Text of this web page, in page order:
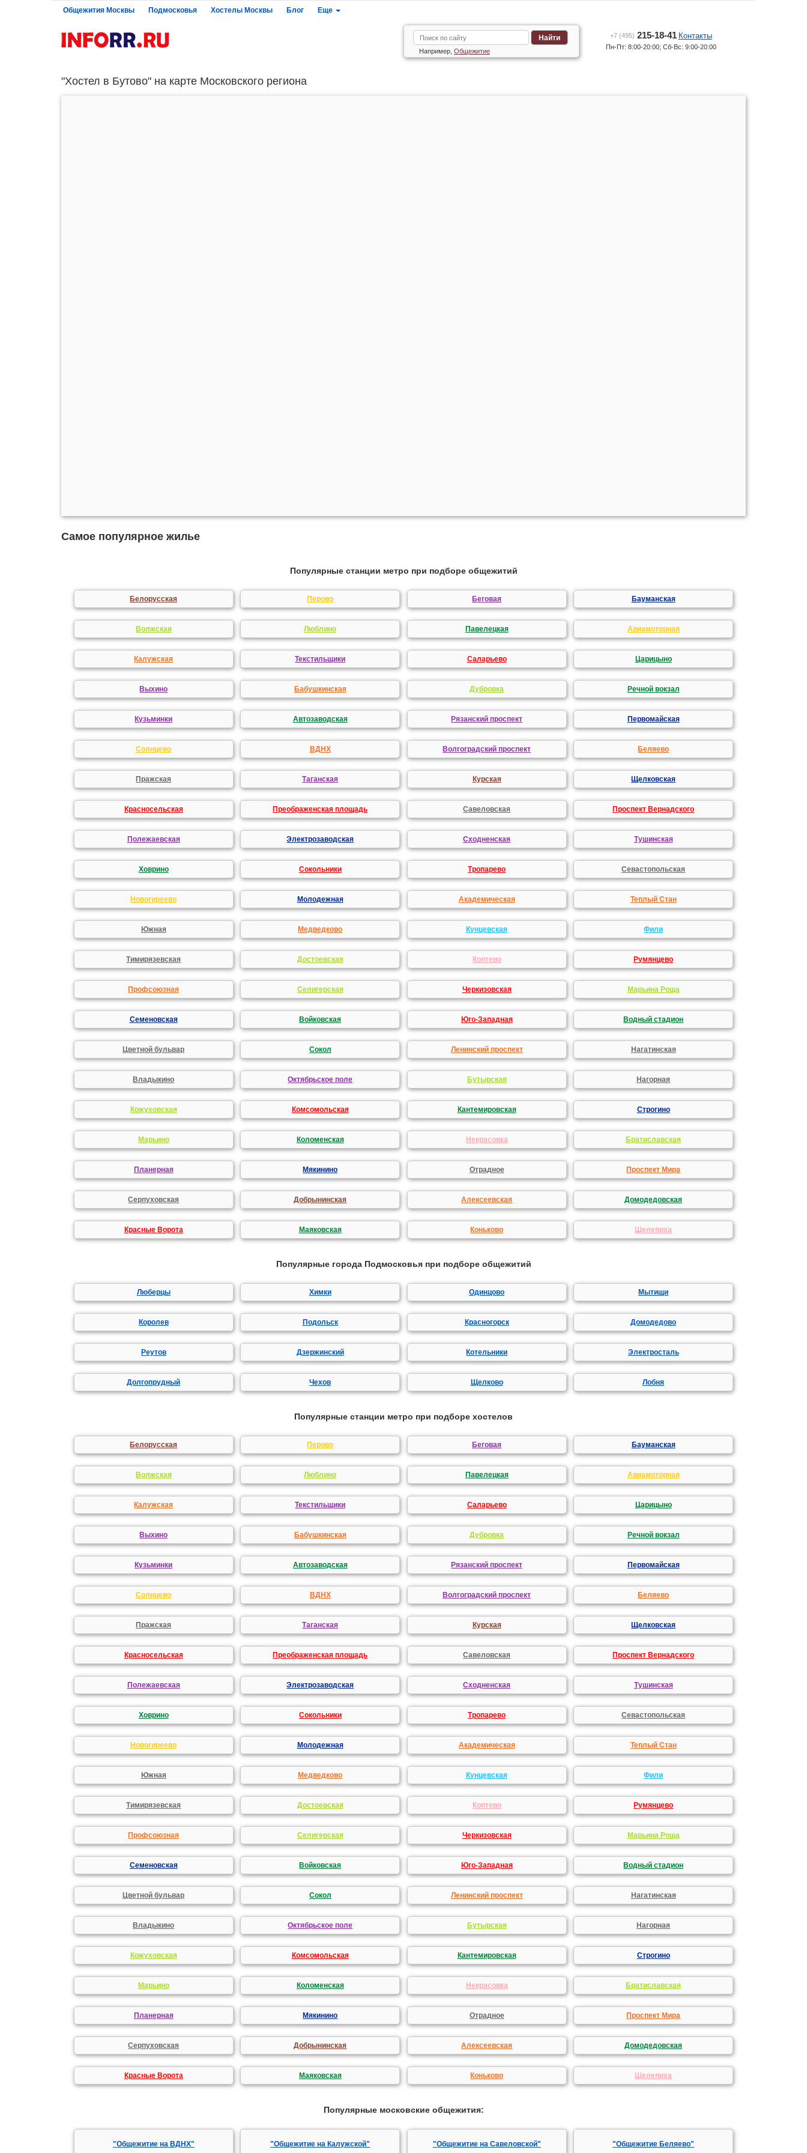
Общежития Москвы Подмосковья Хостелы Москвы Блог Еще
Найти
Например, Общежитие
+7 (495) 215-18-41 Контакты
Пн-Пт: 8:00-20:00; Сб-Вс: 9:00-20:00
"Хостел в Бутово" на карте Московского региона
Самое популярное жилье
Популярные станции метро при подборе общежитий
Белорусская Перово Беговая Бауманская
Волжская Люблино Павелецкая Авиамоторная
Калужская Текстильщики Саларьево Царицыно
Выхино Бабушкинская Дубровка Речной вокзал
Кузьминки Автозаводская Рязанский проспект Первомайская
Солнцево ВДНХ Волгоградский проспект Беляево
Пражская Таганская Курская Щелковская
Красносельская Преображенская площадь Савеловская Проспект Вернадского
Полежаевская Электрозаводская Сходненская Тушинская
Ховрино Сокольники Тропарево Севастопольская
Новогиреево Молодежная Академическая Теплый Стан
Южная Медведково Кунцевская Фили
Тимирязевская Достоевская Коптево Румянцево
Профсоюзная Селигерская Черкизовская Марьина Роща
Семеновская Войковская Юго-Западная Водный стадион
Цветной бульвар Сокол Ленинский проспект Нагатинская
Владыкино Октябрьское поле Бутырская Нагорная
Кожуховская Комсомольская Кантемировская Строгино
Марьино Коломенская Некрасовка Братиславская
Планерная Мякинино Отрадное Проспект Мира
Серпуховская Добрынинская Алексеевская Домодедовская
Красные Ворота Маяковская Коньково Шелепиха
Популярные города Подмосковья при подборе общежитий
Люберцы Химки Одинцово Мытищи
Королев Подольск Красногорск Домодедово
Реутов Дзержинский Котельники Электросталь
Долгопрудный Чехов Щелково Лобня
Популярные станции метро при подборе хостелов
Белорусская Перово Беговая Бауманская
Волжская Люблино Павелецкая Авиамоторная
Калужская Текстильщики Саларьево Царицыно
Выхино Бабушкинская Дубровка Речной вокзал
Кузьминки Автозаводская Рязанский проспект Первомайская
Солнцево ВДНХ Волгоградский проспект Беляево
Пражская Таганская Курская Щелковская
Красносельская Преображенская площадь Савеловская Проспект Вернадского
Полежаевская Электрозаводская Сходненская Тушинская
Ховрино Сокольники Тропарево Севастопольская
Новогиреево Молодежная Академическая Теплый Стан
Южная Медведково Кунцевская Фили
Тимирязевская Достоевская Коптево Румянцево
Профсоюзная Селигерская Черкизовская Марьина Роща
Семеновская Войковская Юго-Западная Водный стадион
Цветной бульвар Сокол Ленинский проспект Нагатинская
Владыкино Октябрьское поле Бутырская Нагорная
Кожуховская Комсомольская Кантемировская Строгино
Марьино Коломенская Некрасовка Братиславская
Планерная Мякинино Отрадное Проспект Мира
Серпуховская Добрынинская Алексеевская Домодедовская
Красные Ворота Маяковская Коньково Шелепиха
Популярные московские общежития:
"Общежитие на ВДНХ" "Общежитие на Калужской" "Общежитие на Савеловской" "Общежитие Беляево"